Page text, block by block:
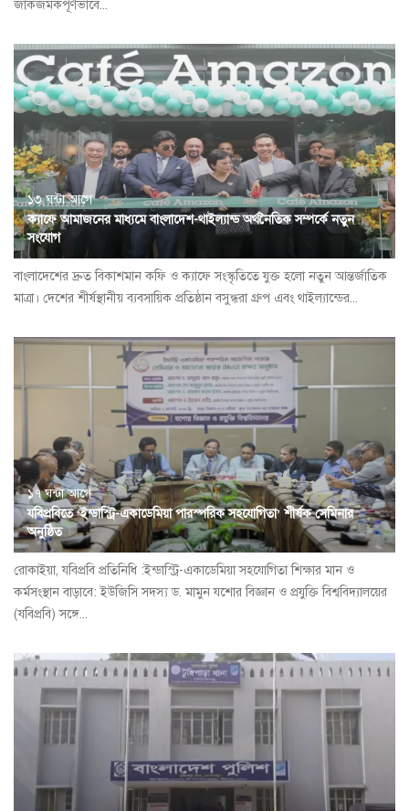
জাকজমকপূর্ণভাবে...
১৩ ঘন্টা আগে
ক্যাফে আমাজনের মাধ্যমে বাংলাদেশ-থাইল্যান্ড অর্থনৈতিক সম্পর্কে নতুন
সংযোগ
বাংলাদেশের দ্রুত বিকাশমান কফি ও ক্যাফে সংস্কৃতিতে যুক্ত হলো নতুন আন্তর্জাতিক
মাত্রা। দেশের শীর্ষস্থানীয় ব্যবসায়িক প্রতিষ্ঠান বসুন্ধরা গ্রুপ এবং থাইল্যান্ডের...
১৭ ঘন্টা আগে
যবিপ্রবিতে ‘ইন্ডাস্ট্রি-একাডেমিয়া পারস্পরিক সহযোগিতা’ শীর্ষক সেমিনার
অনুষ্ঠিত
রোকাইয়া, যবিপ্রবি প্রতিনিধি :ইন্ডাস্ট্রি-একাডেমিয়া সহযোগিতা শিক্ষার মান ও
কর্মসংস্থান বাড়াবে: ইউজিসি সদস্য ড. মামুন যশোর বিজ্ঞান ও প্রযুক্তি বিশ্ববিদ্যালয়ের
(যবিপ্রবি) সঙ্গে...